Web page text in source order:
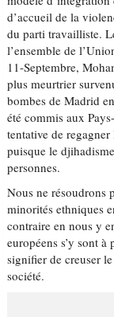
d’accueil de la
du parti travailliste.
l’ensemble de
11-Septembre,
plus meurtrier
bombes de Madrid
été commis aux
tentative de
puisque le
personnes.
Nous ne résoudrons
minorités ethniques
contraire en nous y
européens s’y sont
signifier de creuser
société.